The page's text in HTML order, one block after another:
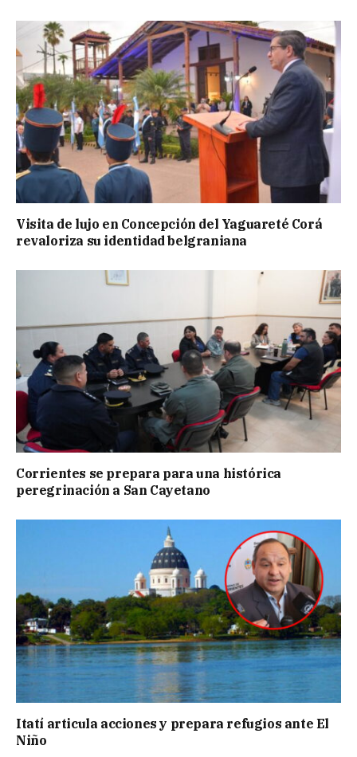
Visita de lujo en Concepción del Yaguareté Corá
revaloriza su identidad belgraniana
Corrientes se prepara para una histórica
peregrinación a San Cayetano
Itatí articula acciones y prepara refugios ante El
Niño